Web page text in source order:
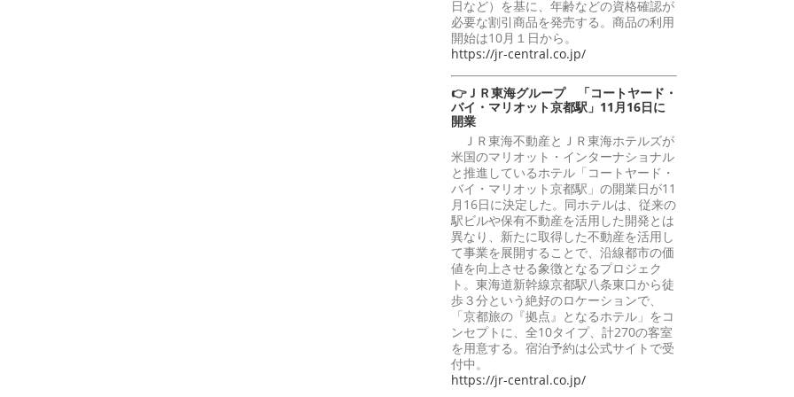
日など）を基に、年齢などの資格確認が
必要な割引商品を発売する。商品の利用
開始は10月１日から。
https://jr-central.co.jp/
👉ＪＲ東海グループ 「コートヤード・
バイ・マリオット京都駅」11月16日に
開業
ＪＲ東海不動産とＪＲ東海ホテルズが
米国のマリオット・インターナショナル
と推進しているホテル「コートヤード・
バイ・マリオット京都駅」の開業日が11
月16日に決定した。同ホテルは、従来の
駅ビルや保有不動産を活用した開発とは
異なり、新たに取得した不動産を活用し
て事業を展開することで、沿線都市の価
値を向上させる象徴となるプロジェク
ト。東海道新幹線京都駅八条東口から徒
歩３分という絶好のロケーションで、
「京都旅の『拠点』となるホテル」をコ
ンセプトに、全10タイプ、計270の客室
を用意する。宿泊予約は公式サイトで受
付中。
https://jr-central.co.jp/